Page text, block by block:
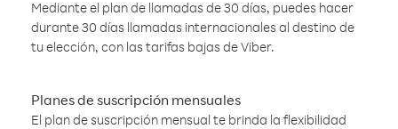
Mediante el plan de llamadas de 30 días, puedes hacer
durante 30 días llamadas internacionales al destino de
tu elección, con las tarifas bajas de Viber.
Planes de suscripción mensuales
El plan de suscripción mensual te brinda la flexibilidad